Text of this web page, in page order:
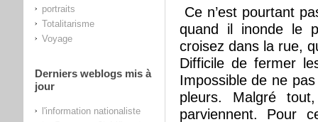
portraits
Totalitarisme
Voyage
Derniers weblogs mis à
jour
l'information nationaliste
Ce n’est pourtant
quand il inonde le
croisez dans la rue,
Difficile de fermer
Impossible de ne
pleurs. Malgré
parviennent. Pour